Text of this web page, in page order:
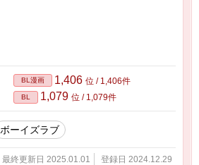
BL漫画 1,406 位 / 1,406件
BL 1,079 位 / 1,079件
ボーイズラブ
最終更新日 2025.01.01 登録日 2024.12.29